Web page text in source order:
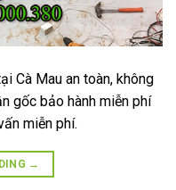
Cà Mau an toàn, không
gốc bảo hành miễn phí
miễn phí.
→